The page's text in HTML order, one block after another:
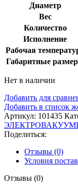
Диаметр
Вес
Количество
Исполнение
Рабочая
Габаритные
Нет в наличии
Добавить для
Добавить в список
Артикул: 101435
Поделиться:
Отзывы (0)
Условия
Отзывы (0)